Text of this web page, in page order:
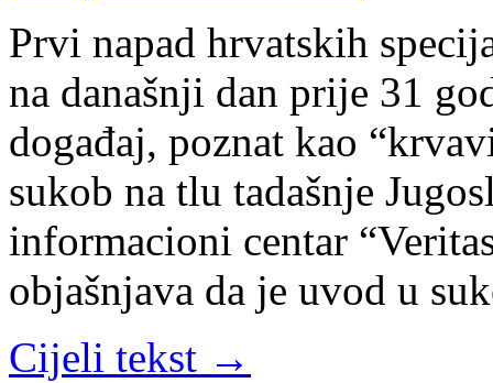
Prvi napad hrvatskih
na današnji dan prije 31
događaj, poznat kao
sukob na tlu tadašnje
informacioni centar
objašnjava da je uvod u
Cijeli tekst →